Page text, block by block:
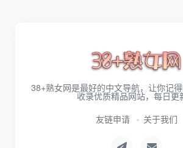
38+熟女网是最好的中文导航，让你记
收录优质精品网站，每日更
友链申请
关于我们